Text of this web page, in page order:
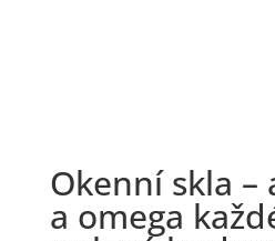
Okenní skla –
a omega